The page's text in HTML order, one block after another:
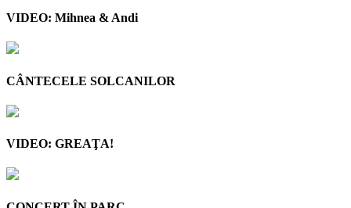
VIDEO: Mihnea & Andi
CÂNTECELE SOLCANILOR
VIDEO: GREAŢA!